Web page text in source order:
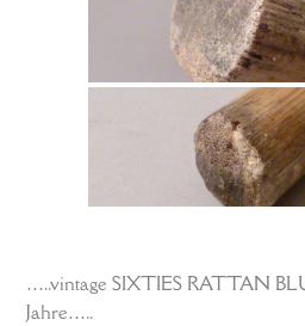
…..vintage SIXTIES RATTAN
Jahre…..